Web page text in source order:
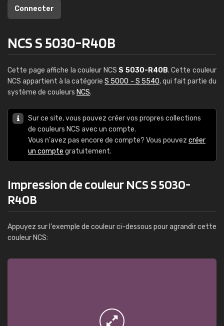
Connecter
NCS S 5030-R40B
Cette page affiche la couleur NCS S 5030-R40B. Cette couleur
NCS appartient à la catégorieS 5000 - S 5540, qui fait partie du
système de couleurs NCS.
Sur ce site, vous pouvez créer vos propres collections
de couleurs NCS avec un compte.
Vous n'avez pas encore de compte? Vous pouvez créer
un compte gratuitement.
Impression de couleur NCS S 5030-
R40B
Appuyez sur l'exemple de couleur ci-dessous pour agrandir cette
couleur NCS: